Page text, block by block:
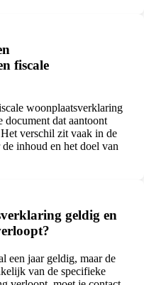
fiscale
woonplaatsverklaring
dat aantoont
verschil zit vaak in de
inhoud en het doel van
geldig en
een jaar geldig, maar de
van de specifieke